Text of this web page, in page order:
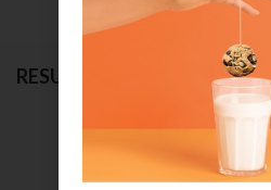
RESUMEN
Selecciona el